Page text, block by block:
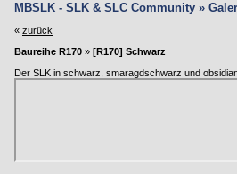
MBSLK - SLK & SLC Community »
« zurück
Baureihe R170 » [R170] Schwarz
Der SLK in schwarz, smaragdschwarz und